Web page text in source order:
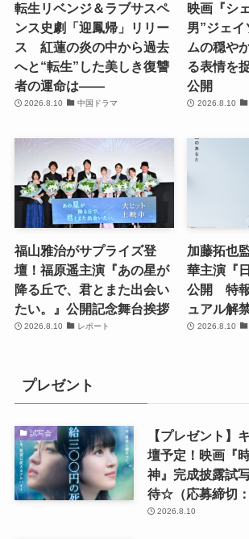
転生リベンジ＆ラブサスペ
ンス史劇「迎鳳帰」リリー
ス 紅蓮の炎の中から過去
へと“転生”した美しき復讐
者の運命は――
2026.8.10 中国ドラマ
映画『シ
男”ジェ
ムの穏や
る表情を
公開
2026.8.10
福山雅治がサプライズ登
壇！福原遥主演『あの星が
降る丘で、君とまた出会い
たい。』公開記念舞台挨拶
2026.8.10 レポート
加藤拓也
華主演『
公開 特
ュアル解
2026.8.10
プレゼント
試写会
【プレゼント】
壇予定！映画『
神』完成披露試
待☆（応募締切：
2026.8.10